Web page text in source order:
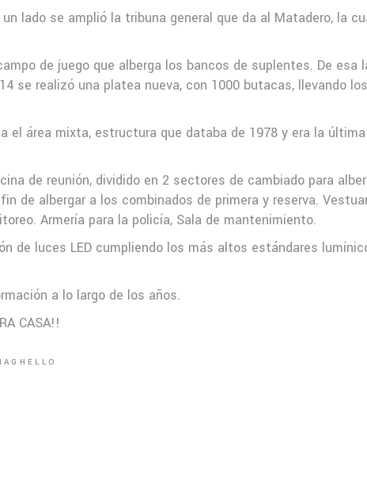
lado se amplió la tribuna general que da al Matadero, la
de juego que alberga los bancos de suplentes. De esa
se realizó una platea nueva, con 1000 butacas, llevando
área mixta, estructura que databa de 1978 y era la
de reunión, dividido en 2 sectores de cambiado para
de albergar a los combinados de primera y reserva.
Armería para la policía, Sala de mantenimiento.
de luces LED cumpliendo los más altos estándares
a lo largo de los años.
CASA!!